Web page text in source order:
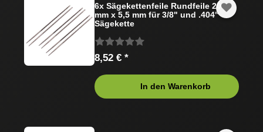
6x Sägekettenfeile Rundfeile 200
mm x 5,5 mm für 3/8" und .404"
Sägekette
8,52 € *
In den Warenkorb